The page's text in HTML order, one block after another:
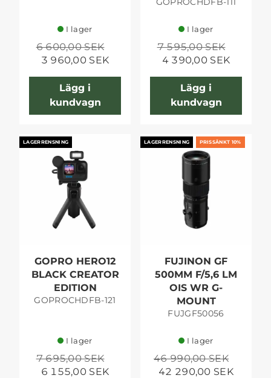
I lager
6 600,00 SEK
3 960,00 SEK
Lägg i
kundvagn
I lager
7 595,00 SEK
4 390,00 SEK
Lägg i
kundvagn
LAGERRENSNING
GOPRO HERO12
BLACK CREATOR
EDITION
GOPROCHDFB-121
I lager
7 695,00 SEK
6 155,00 SEK
LAGERRENSNING PRISSÄNKT 10%
FUJINON GF
500MM F/5,6 LM
OIS WR G-
MOUNT
FUJGF50056
I lager
46 990,00 SEK
42 290,00 SEK